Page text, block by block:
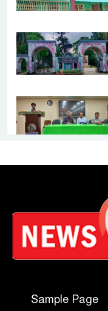
আবদুল আলিম
Sample Page